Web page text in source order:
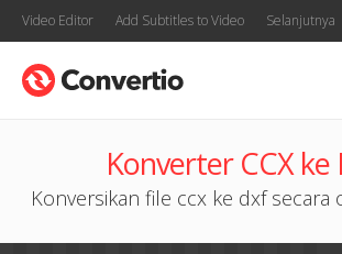
Video Editor Add Subtitles to Video Selanjutnya
Konverter CCX ke
Konversikan file ccx ke dxf secara